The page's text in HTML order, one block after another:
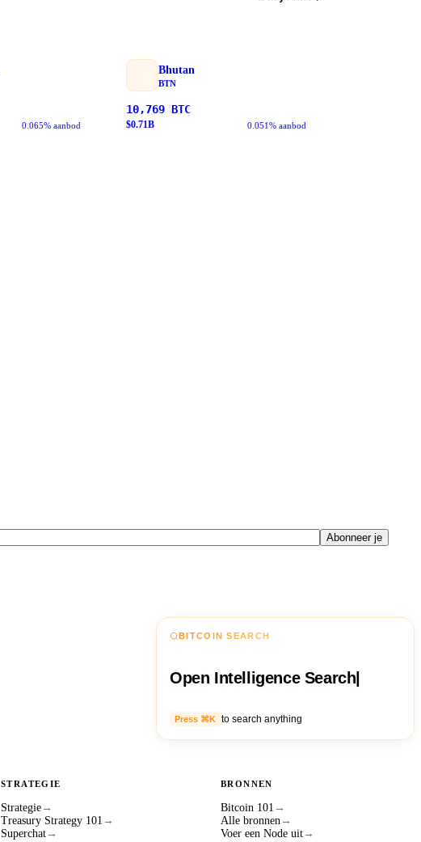
0.065% aanbod
Bhutan
BTN
10,769 BTC
$0.71B 0.051% aanbod
Abonneer je
BITCOIN SEARCH
Open Intelligence Search
Press ⌘K to search anything
STRATEGIE
Strategie →
Treasury Strategy 101 →
Superchat →
BRONNEN
Bitcoin 101 →
Alle bronnen →
Voer een Node uit →